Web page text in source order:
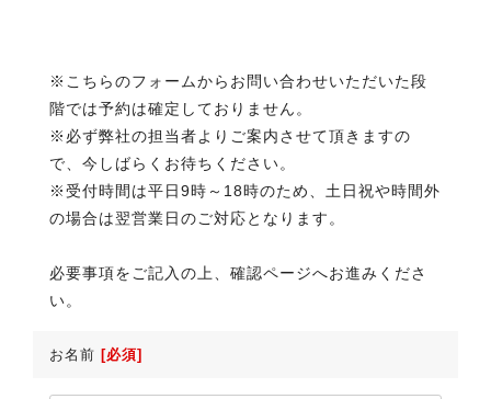
※こちらのフォームからお問い合わせいただいた段
階では予約は確定しておりません。
※必ず弊社の担当者よりご案内させて頂きますの
で、今しばらくお待ちください。
※受付時間は平日9時～18時のため、土日祝や時間外
の場合は翌営業日のご対応となります。
必要事項をご記入の上、確認ページへお進みくださ
い。
お名前 [必須]